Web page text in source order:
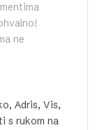
ne
Adris, Vis,
s rukom na